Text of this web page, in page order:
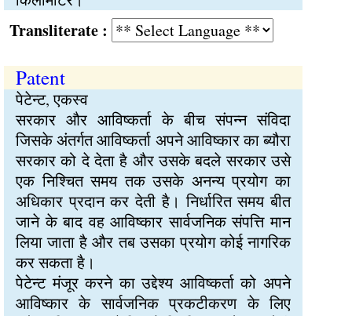
:
Patent
पेटेन्ट, एकस्व
सरकार और आविष्कर्ता के बीच संपन्न संविदा
जिसके अंतर्गत आविष्कर्ता अपने आविष्कार का ब्यौरा
सरकार को दे देता है और उसके बदले सरकार उसे
एक निश्चित समय तक उसके अनन्य प्रयोग का
अधिकार प्रदान कर देती है। निर्धारित समय बीत
जाने के बाद वह आविष्कार सार्वजनिक संपत्ति मान
लिया जाता है और तब उसका प्रयोग कोई नागरिक
कर सकता है।
पेटेन्ट मंजूर करने का उद्देश्य आविष्कर्ता को अपने
आविष्कार के सार्वजनिक प्रकटीकरण के लिए